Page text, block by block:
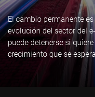
El cambio permanente
evolución del sector del
puede detenerse si
crecimiento que se
consciente de los retos
clientes, tanto